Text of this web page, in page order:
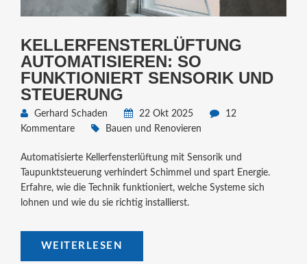
KELLERFENSTERLÜFTUNG
AUTOMATISIEREN: SO
FUNKTIONIERT SENSORIK UND
STEUERUNG
Gerhard Schaden 22 Okt 2025
12
Kommentare
Bauen und Renovieren
Automatisierte Kellerfensterlüftung mit Sensorik und
Taupunktsteuerung verhindert Schimmel und spart Energie.
Erfahre, wie die Technik funktioniert, welche Systeme sich
lohnen und wie du sie richtig installierst.
WEITERLESEN